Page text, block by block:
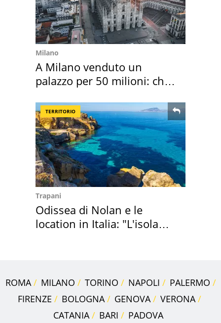
Milano
A Milano venduto un
palazzo per 50 milioni: chi
TERRITORIO
Trapani
Odissea di Nolan e le
location in Italia: "L'isola
ROMA MILANO TORINO NAPOLI
PALERMO
FIRENZE
BOLOGNA GENOVA
VERONA
CATANIA
BARI PADOVA